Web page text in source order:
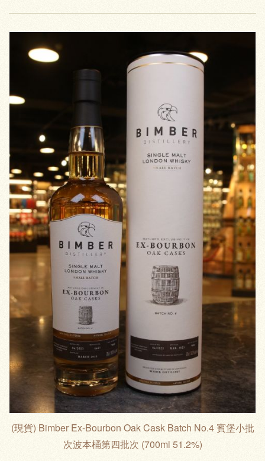
(現貨) Bimber Ex-Bourbon Oak Cask Batch No.4 賓堡小批
次波本桶第四批次 (700ml 51.2%)